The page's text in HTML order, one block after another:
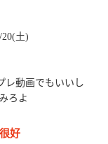
土)
レ動画でもいいし
ろよ
好